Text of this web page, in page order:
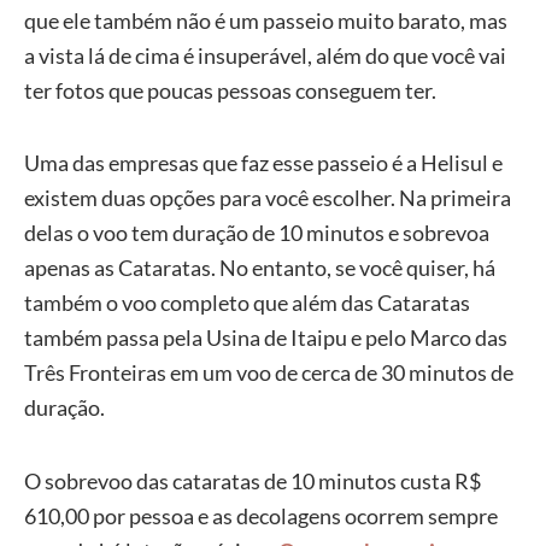
que ele também não é um passeio muito barato, mas
a vista lá de cima é insuperável, além do que você vai
ter fotos que poucas pessoas conseguem ter.
Uma das empresas que faz esse passeio é a Helisul e
existem duas opções para você escolher. Na primeira
delas o voo tem duração de 10 minutos e sobrevoa
apenas as Cataratas. No entanto, se você quiser, há
também o voo completo que além das Cataratas
também passa pela Usina de Itaipu e pelo Marco das
Três Fronteiras em um voo de cerca de 30 minutos de
duração.
O sobrevoo das cataratas de 10 minutos custa R$
610,00 por pessoa e as decolagens ocorrem sempre